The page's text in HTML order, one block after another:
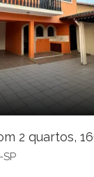
2 quartos,